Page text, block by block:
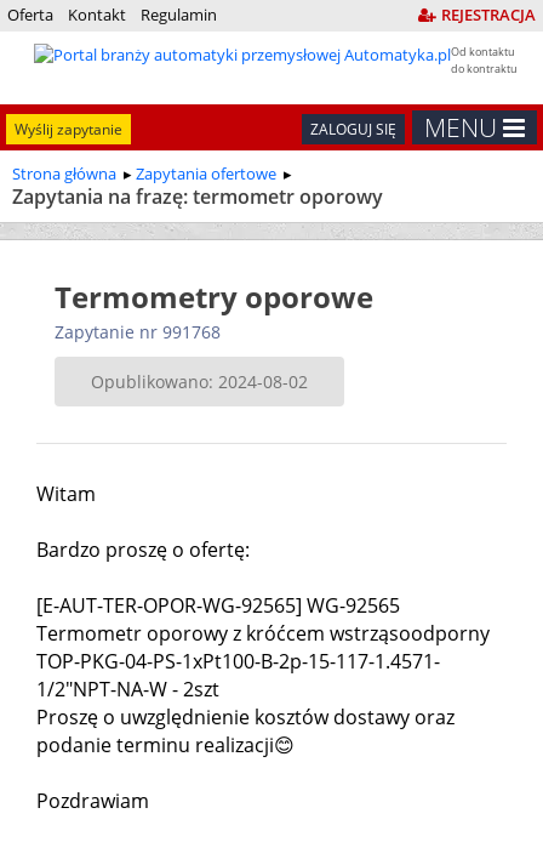
Oferta Kontakt Regulamin REJESTRACJA
Od kontaktu
do kontraktu
MENU
ZALOGUJ SIĘ
Wyślij zapytanie
Strona główna Zapytania ofertowe
Zapytania na frazę: termometr oporowy
Termometry oporowe
Zapytanie nr 991768
Opublikowano: 2024-08-02
Witam
Bardzo proszę o ofertę:
[E-AUT-TER-OPOR-WG-92565] WG-92565
Termometr oporowy z króćcem wstrząsoodporny
TOP-PKG-04-PS-1xPt100-B-2p-15-117-1.4571-
1/2"NPT-NA-W - 2szt
Proszę o uwzględnienie kosztów dostawy oraz
podanie terminu realizacji😊
Pozdrawiam